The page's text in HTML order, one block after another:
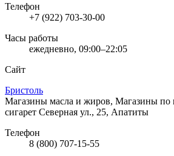
Телефон
+7 (922) 703-30-00
Часы работы
ежедневно, 09:00–22:05
Сайт
Бристоль
Магазины масла и жиров, Магазины по
сигарет Северная ул., 25, Апатиты
Телефон
8 (800) 707-15-55